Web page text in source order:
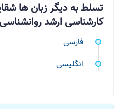
تسلط به دیگر زبان ها
کارشناسی ارشد
فارسی
انگلیسی